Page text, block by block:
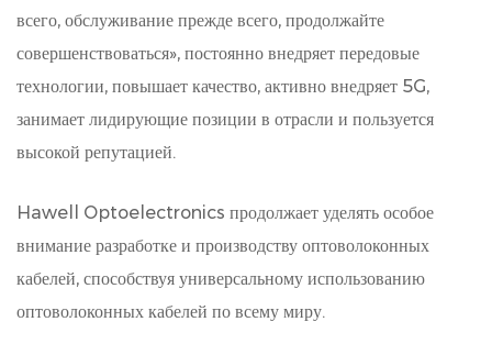
всего, обслуживание прежде всего, продолжайте
совершенствоваться», постоянно внедряет передовые
технологии, повышает качество, активно внедряет 5G,
занимает лидирующие позиции в отрасли и пользуется
высокой репутацией.
Hawell Optoelectronics продолжает уделять особое
внимание разработке и производству оптоволоконных
кабелей, способствуя универсальному использованию
оптоволоконных кабелей по всему миру.